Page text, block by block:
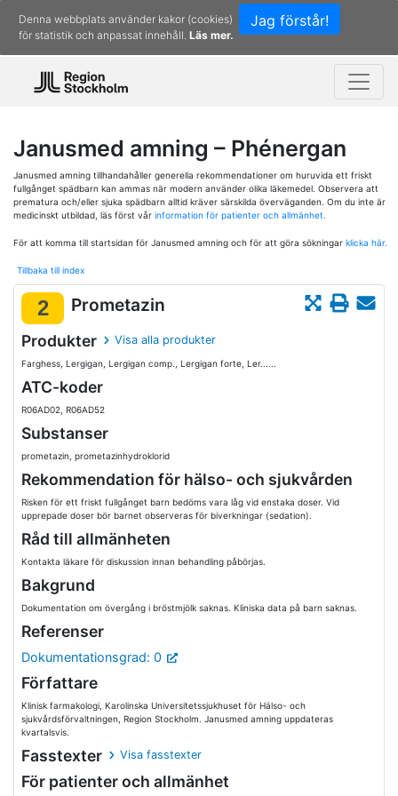
Jag förstår!
Denna webbplats använder kakor (cookies)
för statistik och anpassat innehåll. Läs mer.
Janusmed amning – Phénergan
Janusmed amning tillhandahåller generella rekommendationer om huruvida ett friskt
fullgånget spädbarn kan ammas när modern använder olika läkemedel. Observera att
prematura och/eller sjuka spädbarn alltid kräver särskilda överväganden. Om du inte är
medicinskt utbildad, läs först vår information för patienter och allmänhet.
För att komma till startsidan för Janusmed amning och för att göra sökningar klicka här.
Tillbaka till index
2 Prometazin
Produkter Visa alla produkter
Farghess, Lergigan, Lergigan comp., Lergigan forte, Ler......
ATC-koder
R06AD02, R06AD52
Substanser
prometazin, prometazinhydroklorid
Rekommendation för hälso- och sjukvården
Risken för ett friskt fullgånget barn bedöms vara låg vid enstaka doser. Vid
upprepade doser bör barnet observeras för biverkningar (sedation).
Råd till allmänheten
Kontakta läkare för diskussion innan behandling påbörjas.
Bakgrund
Dokumentation om övergång i bröstmjölk saknas. Kliniska data på barn saknas.
Referenser
Dokumentationsgrad: 0
Författare
Klinisk farmakologi, Karolinska Universitetssjukhuset för Hälso- och
sjukvårdsförvaltningen, Region Stockholm. Janusmed amning uppdateras
kvartalsvis.
Fasstexter Visa fasstexter
För patienter och allmänhet